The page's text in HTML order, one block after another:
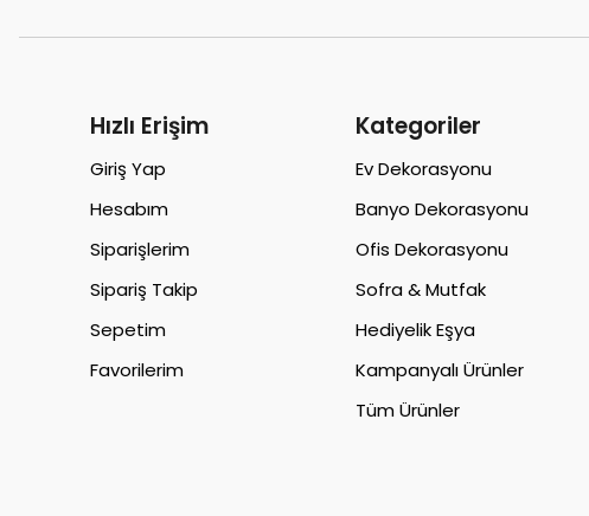
Hızlı Erişim
Giriş Yap
Hesabım
Siparişlerim
Sipariş Takip
Sepetim
Favorilerim
Kategoriler
Ev Dekorasyonu
Banyo Dekorasyonu
Ofis Dekorasyonu
Sofra & Mutfak
Hediyelik Eşya
Kampanyalı Ürünler
Tüm Ürünler